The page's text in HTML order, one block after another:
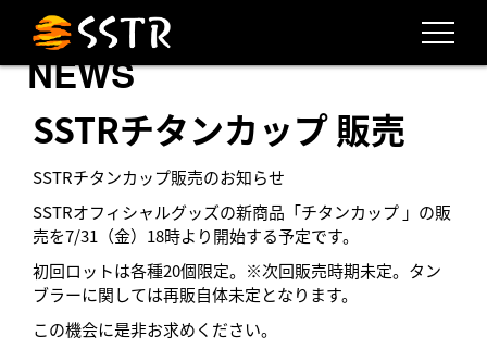
NEWS
SSTRチタンカップ 販売
SSTRチタンカップ販売のお知らせ
SSTRオフィシャルグッズの新商品「チタンカップ 」の販
売を7/31（金）18時より開始する予定です。
初回ロットは各種20個限定。※次回販売時期未定。タン
ブラーに関しては再販自体未定となります。
この機会に是非お求めください。